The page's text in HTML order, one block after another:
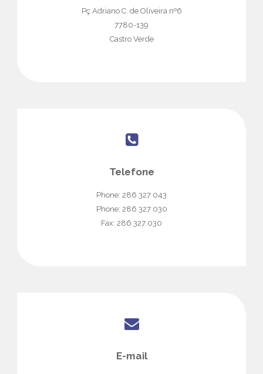
Pç Adriano C. de Oliveira nº6
7780-139
Castro Verde
Telefone
Phone: 286 327 043
Phone: 286 327 030
Fax: 286 327 030
E-mail